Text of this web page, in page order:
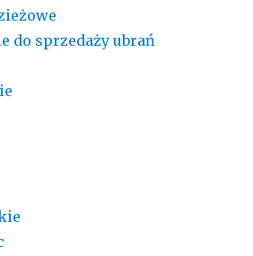
do sprzedaży ubrań